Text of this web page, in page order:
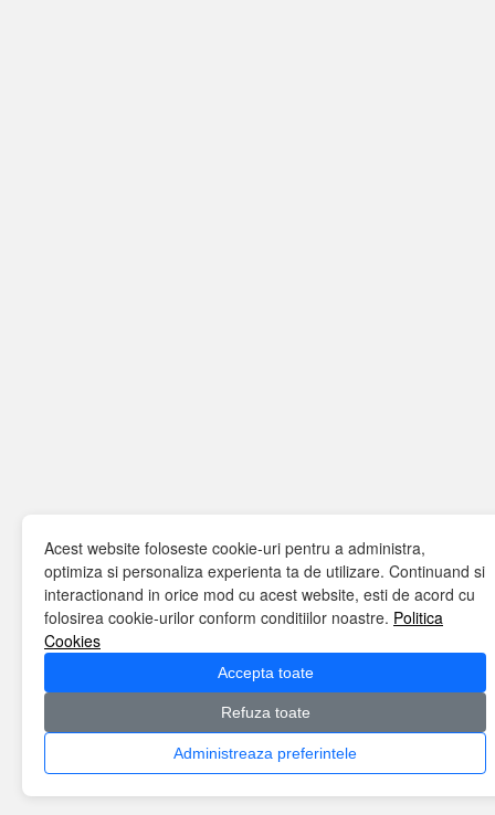
Acest website foloseste cookie-uri pentru a administra,
optimiza si personaliza experienta ta de utilizare. Continuand si
interactionand in orice mod cu acest website, esti de acord cu
folosirea cookie-urilor conform conditiilor noastre. Politica
Cookies
Accepta toate
Refuza toate
Administreaza preferintele